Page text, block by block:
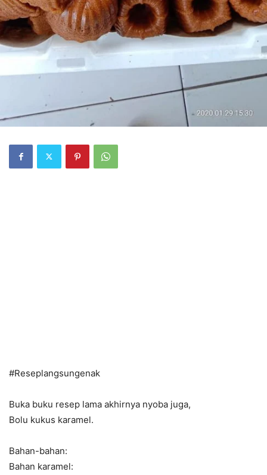
#Reseplangsungenak
Buka buku resep lama akhirnya nyoba juga,
Bolu kukus karamel.
Bahan-bahan:
Bahan karamel: